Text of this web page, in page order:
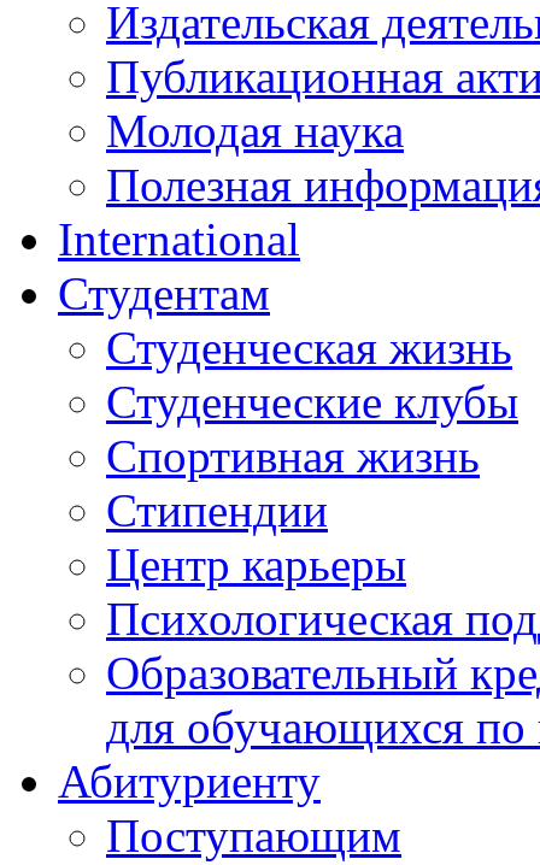
Издательская
Публикационная
Молодая наука
Полезная
International
Студентам
Студенческая жизнь
Студенческие клубы
Спортивная жизнь
Стипендии
Центр карьеры
Психологическая
Образовательный
для обучающихся
Абитуриенту
Поступающим